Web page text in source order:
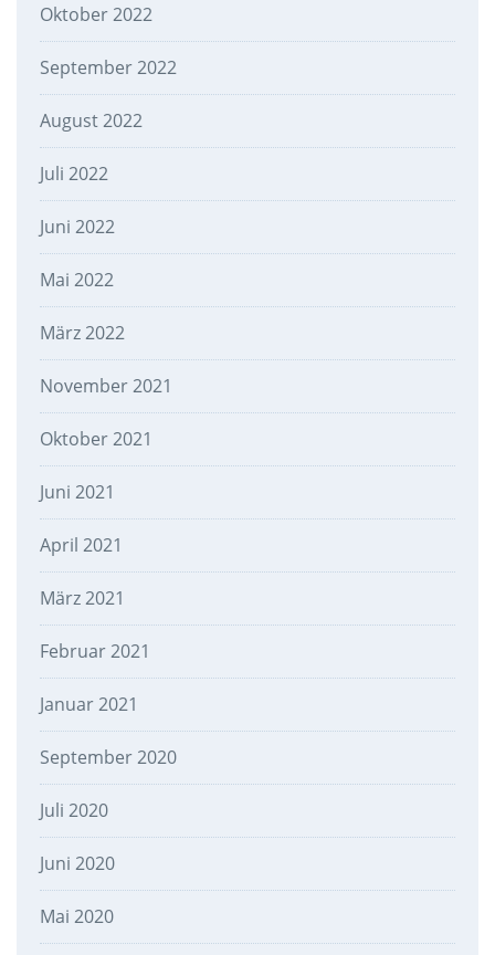
Oktober 2022
September 2022
August 2022
Juli 2022
Juni 2022
Mai 2022
März 2022
November 2021
Oktober 2021
Juni 2021
April 2021
März 2021
Februar 2021
Januar 2021
September 2020
Juli 2020
Juni 2020
Mai 2020